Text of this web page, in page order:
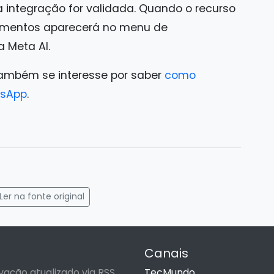
for validada. Quando o recurso
aparecerá no menu de
Meta AI.
se interesse por saber como
.
Ler na fonte original
Canais